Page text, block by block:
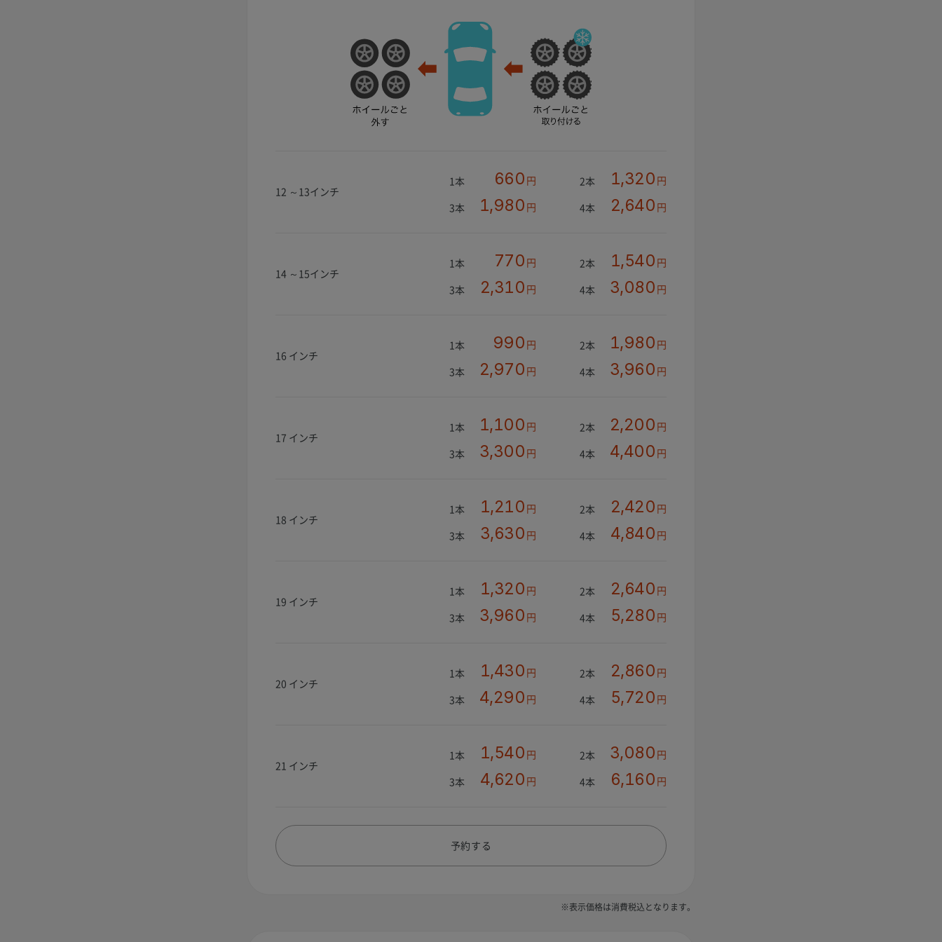
12 ～13インチ
1本 660 円 2本 1,320 円
3本
1,980 円 4本 2,640 円
14 ～15インチ
1本 770 円 2本 1,540 円
3本
2,310 円 4本 3,080 円
16 インチ
1本 990 円 2本 1,980 円
3本
2,970 円 4本 3,960 円
17 インチ
1本 1,100 円 2本 2,200 円
3本
3,300 円 4本 4,400 円
18 インチ
1本 1,210 円 2本 2,420 円
3本
3,630 円 4本 4,840 円
19 インチ
1本 1,320 円 2本 2,640 円
3本
3,960 円 4本 5,280 円
20 インチ
1本 1,430 円 2本 2,860 円
3本
4,290 円 4本 5,720 円
21 インチ
1本 1,540 円 2本 3,080 円
3本
4,620 円 4本 6,160 円
予約する
※表示価格は消費税込となります。